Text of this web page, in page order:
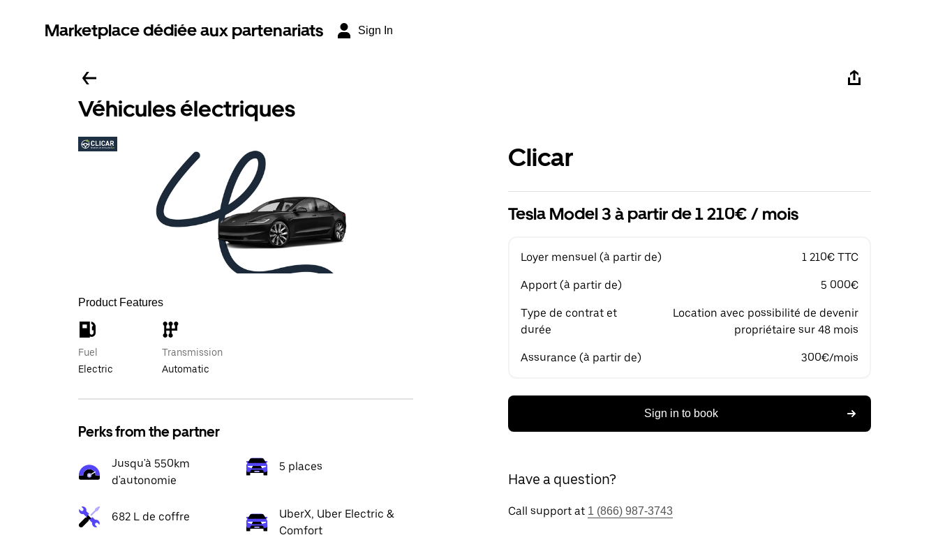
Marketplace dédiée aux partenariats Sign In
Véhicules électriques
Product Features
Fuel
Electric
Transmission
Automatic
Perks from the partner
Jusqu'à 550km
d'autonomie
5 places
682 L de coffre
UberX, Uber Electric &
Comfort
Clicar
Tesla Model 3 à partir de 1 210€ / mois
Loyer mensuel (à partir de) 1 210€ TTC
Apport (à partir de) 5 000€
Type de contrat et
durée
Location avec possibilité de devenir
propriétaire sur 48 mois
Assurance (à partir de) 300€/mois
Sign in to book
Have a question?
Call support at 1 (866) 987-3743